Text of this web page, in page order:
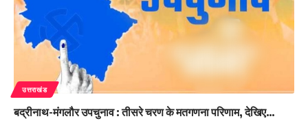
उत्तराखंड
बद्रीनाथ-मंगलौर उपचुनाव : तीसरे चरण के मतगणना परिणाम, देखिए…